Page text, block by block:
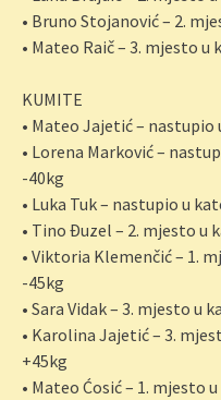
• Bruno Stojanović – 2.
• Mateo Raič – 3. mjesto
KUMITE
• Mateo Jajetić –
• Lorena Marković –
-40kg
• Luka Tuk – nastupio u
• Tino Đuzel – 2. mjesto u
• Viktoria Klemenčić – 1.
-45kg
• Sara Vidak – 3. mjesto
• Karolina Jajetić – 3.
+45kg
• Mateo Ćosić – 1. mjesto